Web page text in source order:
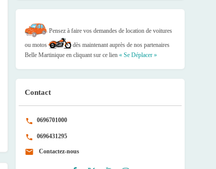
Pensez à faire vos demandes de location de voitures
ou motos
dès maintenant auprès de nos partenaires
Belle Martinique en cliquant sur ce lien « Se Déplacer »
Contact
0696701000
0696431295
Contactez-nous